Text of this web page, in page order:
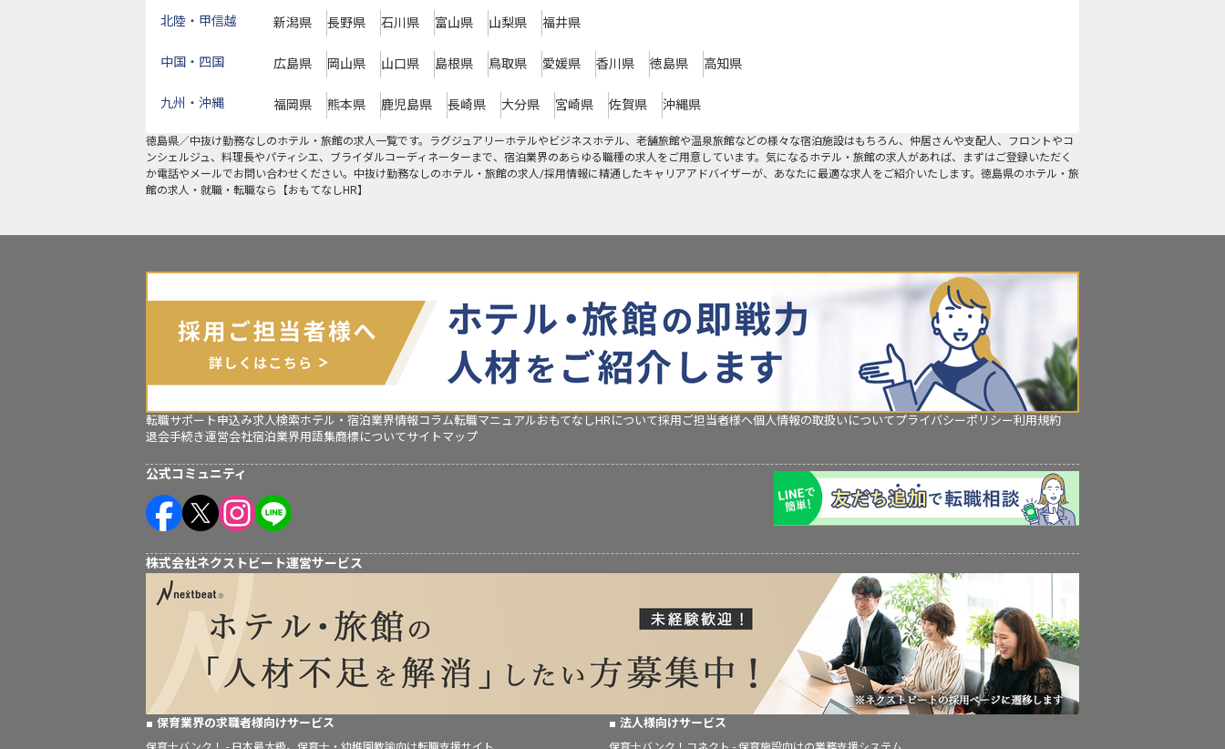
北陸・甲信越 新潟県 長野県 石川県 富山県 山梨県 福井県
中国・四国 広島県 岡山県 山口県 島根県 鳥取県 愛媛県 香川県 徳島県 高知県
九州・沖縄 福岡県 熊本県 鹿児島県 長崎県 大分県 宮崎県 佐賀県 沖縄県
徳島県／中抜け勤務なしのホテル・旅館の求人一覧です。ラグジュアリーホテルやビジネスホテル、老舗旅館や温泉旅館などの様々な宿泊施設はもちろん、仲居さんや支配人、フロントやコ
ンシェルジュ、料理長やパティシエ、ブライダルコーディネーターまで、宿泊業界のあらゆる職種の求人をご用意しています。気になるホテル・旅館の求人があれば、まずはご登録いただく
か電話やメールでお問い合わせください。中抜け勤務なしのホテル・旅館の求人/採用情報に精通したキャリアアドバイザーが、あなたに最適な求人をご紹介いたします。徳島県のホテル・旅
館の求人・就職・転職なら【おもてなしHR】
転職サポート申込み求人検索ホテル・宿泊業界情報コラム転職マニュアルおもてなしHRについて採用ご担当者様へ個人情報の取扱いについてプライバシーポリシー利用規約
退会手続き運営会社宿泊業界用語集商標についてサイトマップ
公式コミュニティ
株式会社ネクストビート運営サービス
保育業界の求職者様向けサービス 法人様向けサービス